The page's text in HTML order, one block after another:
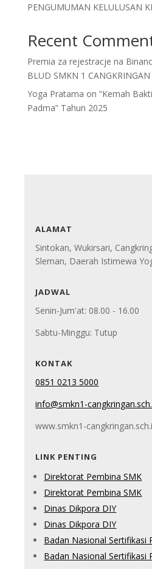
PENGUMUMAN KELULUSAN
Recent
Premia za rejestracje na
BLUD SMKN 1
Yoga Pratama on “Kemah
Padma” Tahun 2025
ALAMAT
Sintokan, Wukirsari,
Sleman, Daerah Istimewa
JADWAL
Senin-Jum'at: 08.00 - 16.00
Sabtu-Minggu: Tutup
KONTAK
0851 0213 5000
info@smkn1-
www.smkn1-
LINK PENTING
Direktorat Pembina SMK
Direktorat Pembina SMK
Dinas Dikpora DIY
Dinas Dikpora DIY
Badan Nasional Sertifikasi
Badan Nasional Sertifikasi